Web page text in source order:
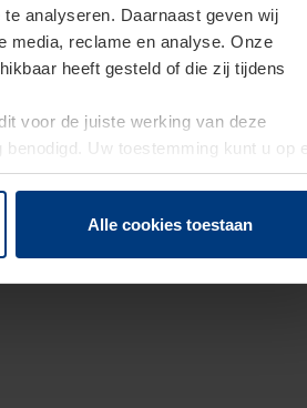
analyseren. Daarnaast geven wij
media, reclame en analyse. Onze
heeft gesteld of die zij tijdens
voor de juiste werking van deze
Uw toestemming kunt u op
wijzigen of herroepen.
Alle cookies toestaan